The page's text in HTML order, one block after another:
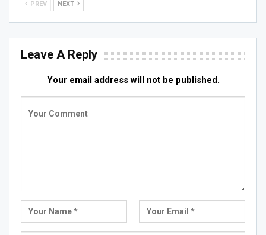
PREV NEXT
Leave A Reply
Your email address will not be published.